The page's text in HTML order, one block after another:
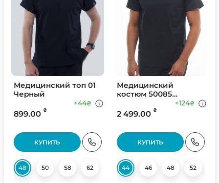
Медицинский топ 01
Черный
899.00 ₴
+44₴
КУПИТЬ
48 50 58 62
Медицинский
костюм 50085
2 499.00 ₴
+124₴
КУПИТЬ
44 46 48 52